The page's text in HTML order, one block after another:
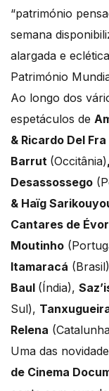
“património
semana
alargada e
Património
Ao longo dos
espetáculos de
& Ricardo Del Fra
Barrut (Occitânia)
Desassossego
& Haïg
Cantares de
Moutinho
Itamaracá
Baul (Índia),
Sul),
Relena
Uma das
de Cinema